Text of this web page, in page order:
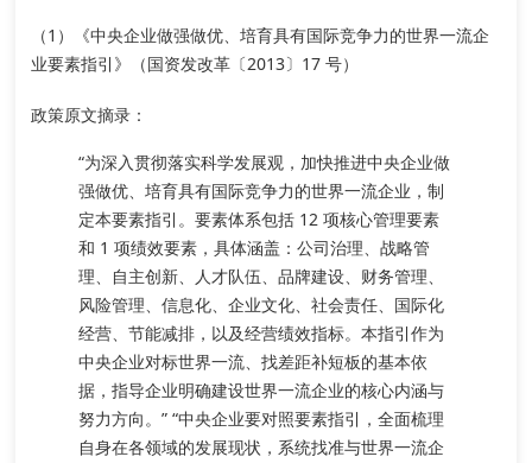
（1）《中央企业做强做优、培育具有国际竞争力的世界一流企
业要素指引》（国资发改革〔2013〕17 号）
政策原文摘录 ：
“为深入贯彻落实科学发展观，加快推进中央企业做
强做优、培育具有国际竞争力的世界一流企业，制
定本要素指引。要素体系包括 12 项核心管理要素
和 1 项绩效要素 ，具体涵盖：公司治理、战略管
理、自主创新、人才队伍、品牌建设、财务管理、
风险管理、信息化、企业文化、社会责任、国际化
经营、节能减排，以及经营绩效指标。本指引作为
中央企业对标世界一流、找差距补短板的基本依
据，指导企业明确建设世界一流企业的核心内涵与
努力方向。” “中央企业要对照要素指引，全面梳理
自身在各领域的发展现状，系统找准与世界一流企